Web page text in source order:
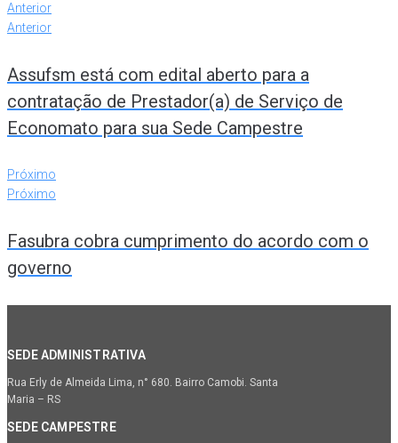
Anterior
Anterior
Assufsm está com edital aberto para a
contratação de Prestador(a) de Serviço de
Economato para sua Sede Campestre
Próximo
Próximo
Fasubra cobra cumprimento do acordo com o
governo
SEDE ADMINISTRATIVA
Rua Erly de Almeida Lima, n° 680. Bairro Camobi. Santa
Maria – RS
SEDE CAMPESTRE